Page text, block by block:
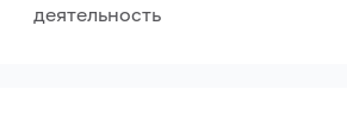
деятельность